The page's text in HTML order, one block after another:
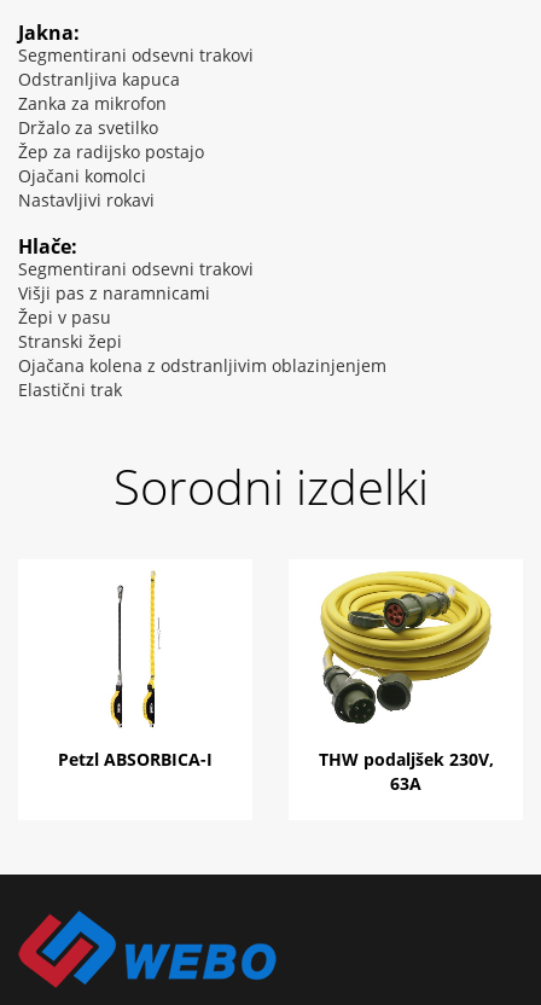
Jakna:
Segmentirani odsevni trakovi
Odstranljiva kapuca
Zanka za mikrofon
Držalo za svetilko
Žep za radijsko postajo
Ojačani komolci
Nastavljivi rokavi
Hlače:
Segmentirani odsevni trakovi
Višji pas z naramnicami
Žepi v pasu
Stranski žepi
Ojačana kolena z odstranljivim oblazinjenjem
Elastični trak
Sorodni izdelki
Petzl ABSORBICA-I
THW podaljšek 230V,
63A